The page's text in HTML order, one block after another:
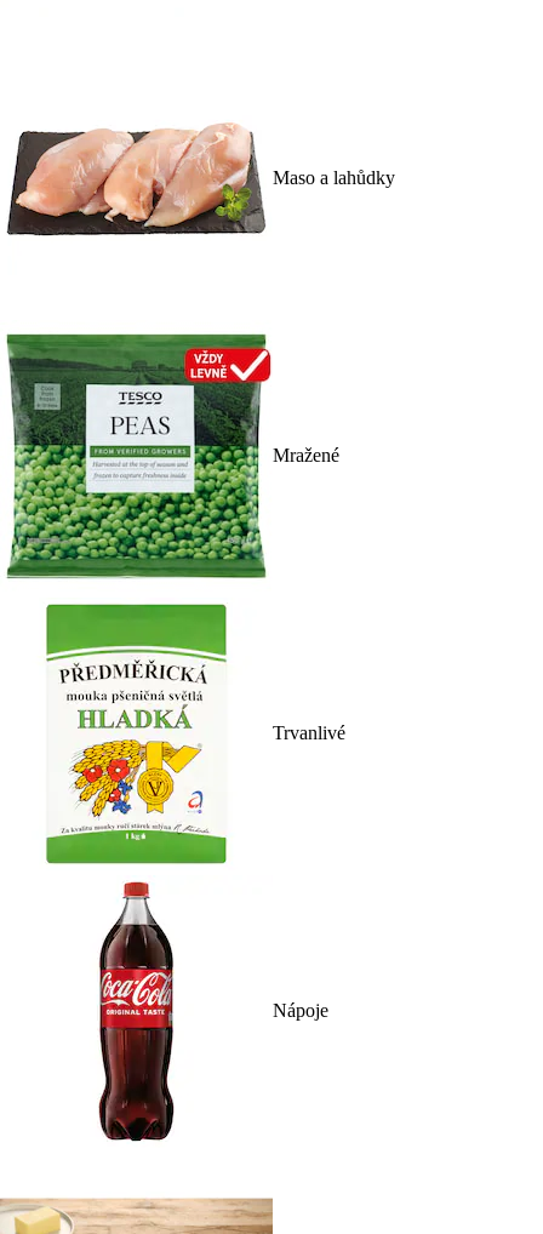
Maso a lahůdky
Mražené
Trvanlivé
Nápoje